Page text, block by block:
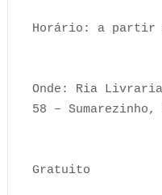
Horário: a partir
Onde: Ria
58 – Sumarezinho,
Gratuito